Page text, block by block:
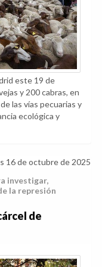
este 19 de
y 200 cabras, en
las vías pecuarias y
ecológica y
16 de octubre de 2025
investigar,
la represión
de